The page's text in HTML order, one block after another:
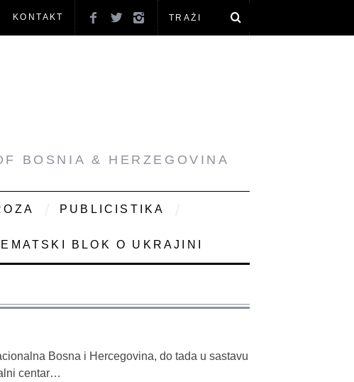
KONTAKT
BOSNIA & HERZEGOVINA
PUBLICISTIKA
BLOK O UKRAJINI
Bosna i Hercegovina, do tada u sastavu
centar…